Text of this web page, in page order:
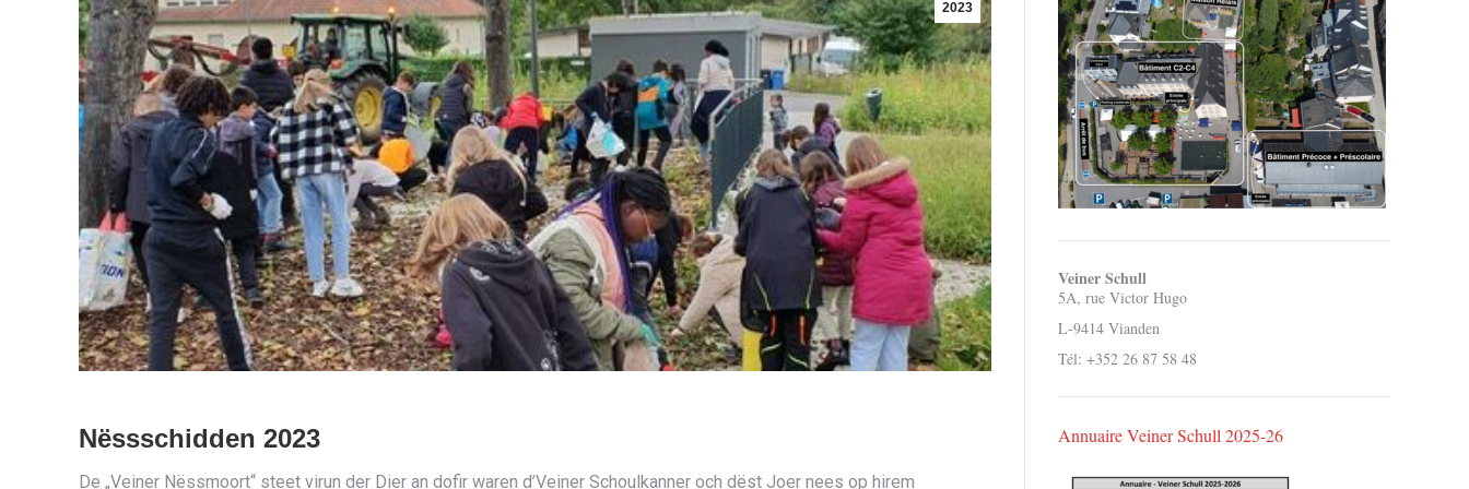
2023
Nëssschidden 2023
De „Veiner Nëssmoort“ steet virun der Dier an dofir waren d’Veiner Schoulkanner och dëst Joer nees op hirem
Veiner Schull
5A, rue Victor Hugo
L-9414 Vianden
Tél: +352 26 87 58 48
Annuaire Veiner Schull 2025-26